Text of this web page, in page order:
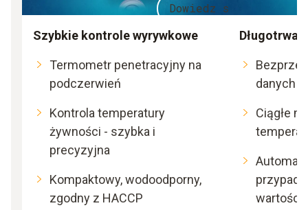
Dowiedz się więcej
Szybkie kontrole wyrywkowe
Termometr penetracyjny na
podczerwień
Kontrola temperatury
żywności - szybka i
precyzyjna
Kompaktowy, wodoodporny,
zgodny z HACCP
danych
Ciągłe
wartości